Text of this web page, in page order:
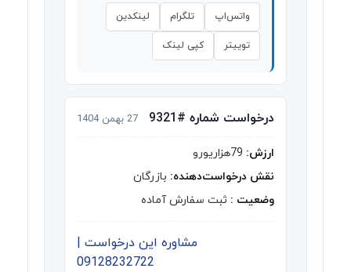
واتس‌اپ تلگرام لینکدین
توییتر کپی لینک
درخواست شماره #9321 27 بهمن 1404
ارزش:
نقش درخواست‌دهنده: بازرگان
وضعیت : ثبت سفارش آماده
مشاوره این درخواست |
09128232722